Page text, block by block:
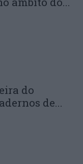
do
de...